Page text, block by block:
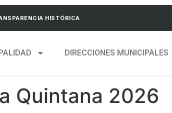
HISTÓRICA
DIRECCIONES MUNICIPALES
Quintana 2026